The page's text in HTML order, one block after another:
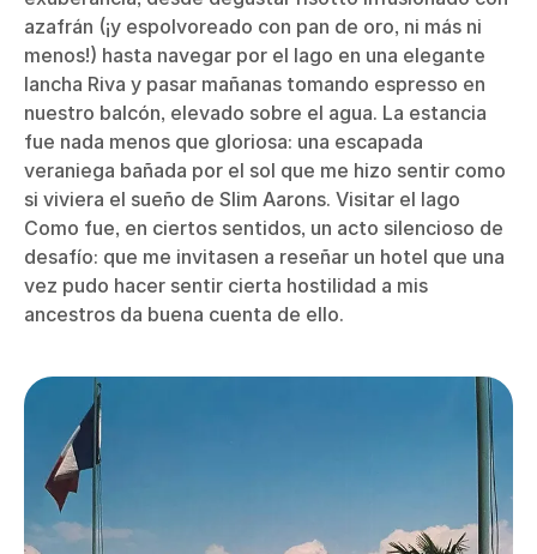
azafrán (¡y espolvoreado con pan de oro, ni más ni
menos!) hasta navegar por el lago en una elegante
lancha Riva y pasar mañanas tomando espresso en
nuestro balcón, elevado sobre el agua. La estancia
fue nada menos que gloriosa: una escapada
veraniega bañada por el sol que me hizo sentir como
si viviera el sueño de Slim Aarons. Visitar el lago
Como fue, en ciertos sentidos, un acto silencioso de
desafío: que me invitasen a reseñar un hotel que una
vez pudo hacer sentir cierta hostilidad a mis
ancestros da buena cuenta de ello.